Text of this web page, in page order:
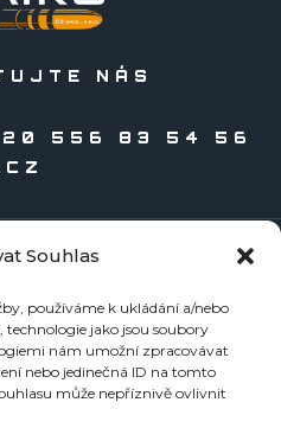
Souhlas
používáme k ukládání a/nebo
jako jsou soubory
nám umožní zpracovávat
nebo jedinečná ID na tomto
může nepříznivě ovlivnit
NÁS
556 83 54 56